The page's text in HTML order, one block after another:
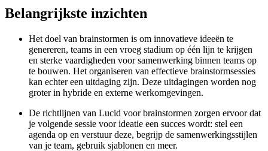
Belangrijkste inzichten
Het doel van brainstormen is om innovatieve ideeën te
genereren, teams in een vroeg stadium op één lijn te krijgen
en sterke vaardigheden voor samenwerking binnen teams op
te bouwen. Het organiseren van effectieve brainstormsessies
kan echter een uitdaging zijn. Deze uitdagingen worden nog
groter in hybride en externe werkomgevingen.
De richtlijnen van Lucid voor brainstormen zorgen ervoor dat
je volgende sessie voor ideatie een succes wordt: stel een
agenda op en verstuur deze, begrijp de samenwerkingsstijlen
van je team, gebruik sjablonen en meer.